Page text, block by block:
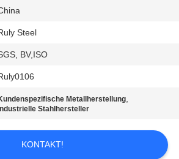
Steel
BV,ISO
Metallherstellung,
Stahlhersteller
KONTAKT!